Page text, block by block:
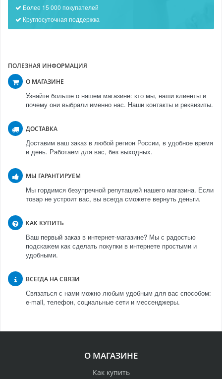
Более 15 000 покупателей
Круглосуточная поддержка
ПОЛЕЗНАЯ ИНФОРМАЦИЯ
О МАГАЗИНЕ
Узнайте больше о нашем магазине: кто мы, наши клиенты и
почему они выбрали именно нас. Наши контакты и реквизиты.
ДОСТАВКА
Доставим ваш заказ в любой регион России, в удобное время
и день. Работаем для вас, без выходных.
МЫ ГАРАНТИРУЕМ
Мы гордимся безупречной репутацией нашего магазина. Если
товар не устроит вас, вы всегда сможете вернуть деньги.
КАК КУПИТЬ
Ваш первый заказ в интернет-магазине? Мы с радостью
подскажем как сделать покупки в интернете простыми и
удобными.
ВСЕГДА НА СВЯЗИ
Связаться с нами можно любым удобным для вас способом:
e-mail, телефон, социальные сети и мессенджеры.
О МАГАЗИНЕ
Как купить